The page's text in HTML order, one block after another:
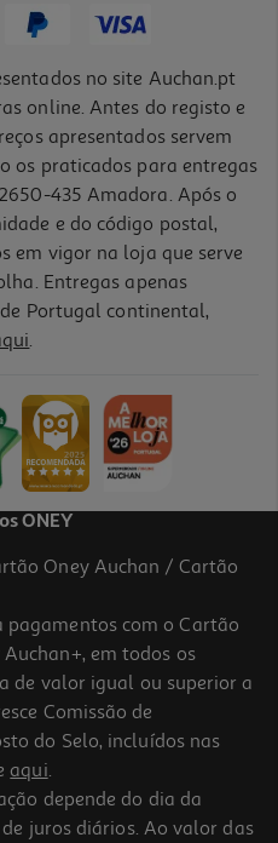
De Sara Rebello Da Silva
Alta Do Mundo/r.bonilla
no site Auchan.pt
online. Antes do registo e
apresentados servem
os praticados para entregas
435 Amadora. Após o
e do código postal,
em vigor na loja que serve
Entregas apenas
Portugal continental,
.
ONEY
Oney Auchan / Cartão
pagamentos com o Cartão
em todos os
de valor igual ou superior a
Comissão de
do Selo, incluídos nas
aqui.
depende do dia da
juros diários. Ao valor das